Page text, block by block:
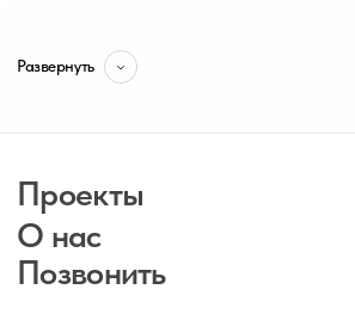
Позвонить
Ремонт квартир